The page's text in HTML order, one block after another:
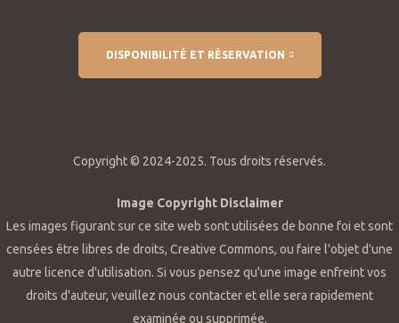
DISPONIBILITÉ ET RÉSERVATION
Copyright © 2024-2025. Tous droits réservés.
Image Copyright Disclaimer
Les images figurant sur ce site web sont utilisées de bonne foi et sont
censées être libres de droits, Creative Commons, ou faire l'objet d'une
autre licence d'utilisation. Si vous pensez qu'une image enfreint vos
droits d'auteur, veuillez nous contacter et elle sera rapidement
examinée ou supprimée.